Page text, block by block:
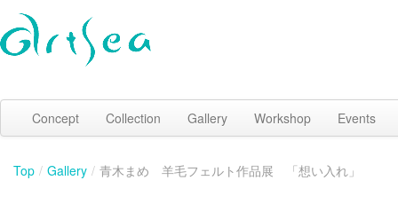
Concept Collection Gallery Workshop Events
Top / Gallery / 青木まめ 羊毛フェルト作品展 「想い入れ」